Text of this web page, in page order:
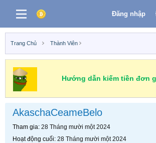
Đăng nhập
Trang Chủ Thành Viên
Hướng dẫn kiếm tiền đơn
AkaschaCeameBelo
Tham gia 28 Tháng mười một 2024
Hoạt động cuối 28 Tháng mười một 2024